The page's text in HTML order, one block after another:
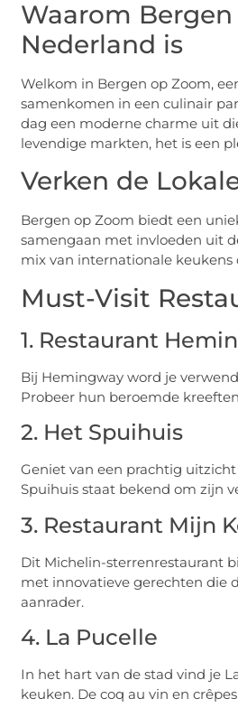
Waarom
Nederland is
Welkom in Bergen op Zoom,
samenkomen in een culinair
dag een moderne charme uit
levendige markten, het is een
Verken de
Bergen op Zoom biedt een
samengaan met invloeden uit
mix van internationale keukens
Must-Visit
1. Restaurant
Bij Hemingway word je
Probeer hun beroemde
2. Het Spuihuis
Geniet van een prachtig
Spuihuis staat bekend om zijn
3. Restaurant Mijn
Dit Michelin-sterrenrestaurant
met innovatieve gerechten die
aanrader.
4. La Pucelle
In het hart van de stad vind je
keuken. De coq au vin en